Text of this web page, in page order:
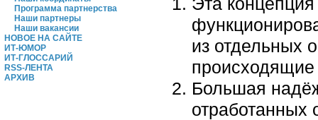
Программа партнерства
Наши партнеры
Наши вакансии
НОВОЕ НА САЙТЕ
ИТ-ЮМОР
ИТ-ГЛОССАРИЙ
RSS-ЛЕНТА
АРХИВ
из отдельных
Большая
отработанных